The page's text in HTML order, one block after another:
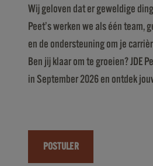
Wij geloven dat er geweldige
Peet’s werken we als één team,
en de ondersteuning om je
Ben jij klaar om te groeien? JDE
in September 2026 en ontdek
POSTULER